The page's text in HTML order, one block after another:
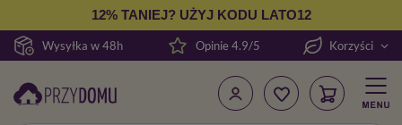
Wysyłka w 48h
12% TANIEJ? UŻYJ KODU LATO12
Opinie 4.9/5 Korzyści